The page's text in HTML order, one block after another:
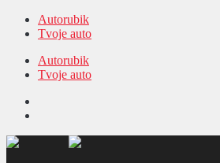
Autorubik
Tvoje auto
Autorubik
Tvoje auto